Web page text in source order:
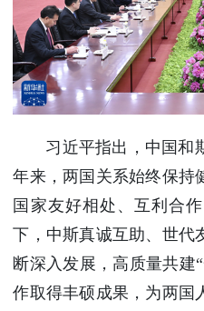
习近平指出，中国和
年来，两国关系始终保持
国家友好相处、互利合
下，中斯真诚互助、世代
断深入发展，高质量共建
作取得丰硕成果，为两国